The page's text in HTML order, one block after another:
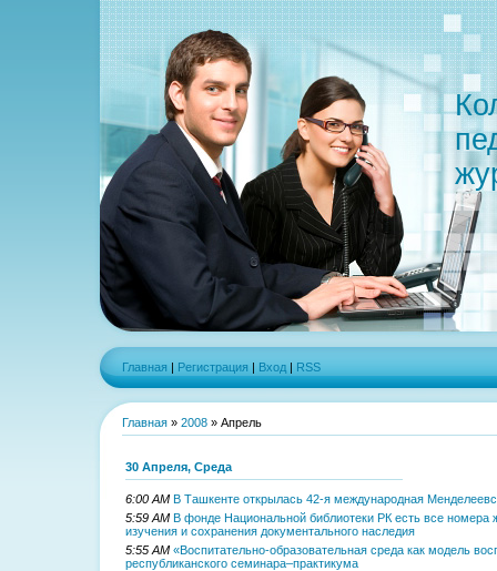
Главная | Регистрация | Вход | RSS
Главная » 2008 » Апрель
30 Апреля, Среда
6:00 AM В Ташкенте открылась 42-я международная
5:59 AM В фонде Национальной библиотеки РК есть все номера
изучения и сохранения документального наследия
5:55 AM «Воспитательно-образовательная среда как модель
республиканского семинара–практикума